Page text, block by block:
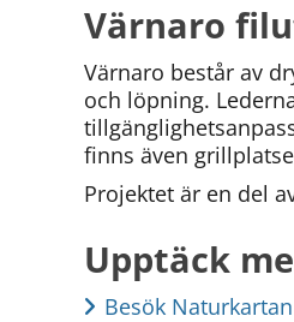
Värnaro
Värnaro består av
och löpning.
finns även
Projektet är en del
Upptäck
Besök